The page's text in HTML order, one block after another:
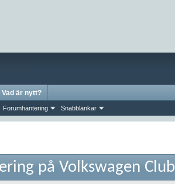
Forumhantering Snabblänkar
Vad är nytt?
på Volkswagen